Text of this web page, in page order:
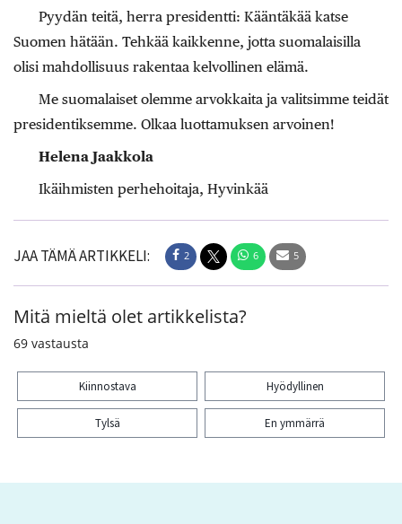
Pyydän teitä, herra ­presidentti: Kääntäkää katse
Suomen hätään. Tehkää kaikkenne, jotta suomalaisilla
olisi mahdollisuus rakentaa kelvollinen elämä.
Me suomalaiset olemme arvokkaita ja valitsimme teidät
presidentiksemme. Olkaa luottamuksen arvoinen!
Helena Jaakkola
Ikäihmisten perhehoitaja, Hyvinkää
JAA TÄMÄ ARTIKKELI: 2 6 5
Mitä mieltä olet artikkelista?
69 vastausta
Kiinnostava Hyödyllinen
Tylsä En ymmärrä